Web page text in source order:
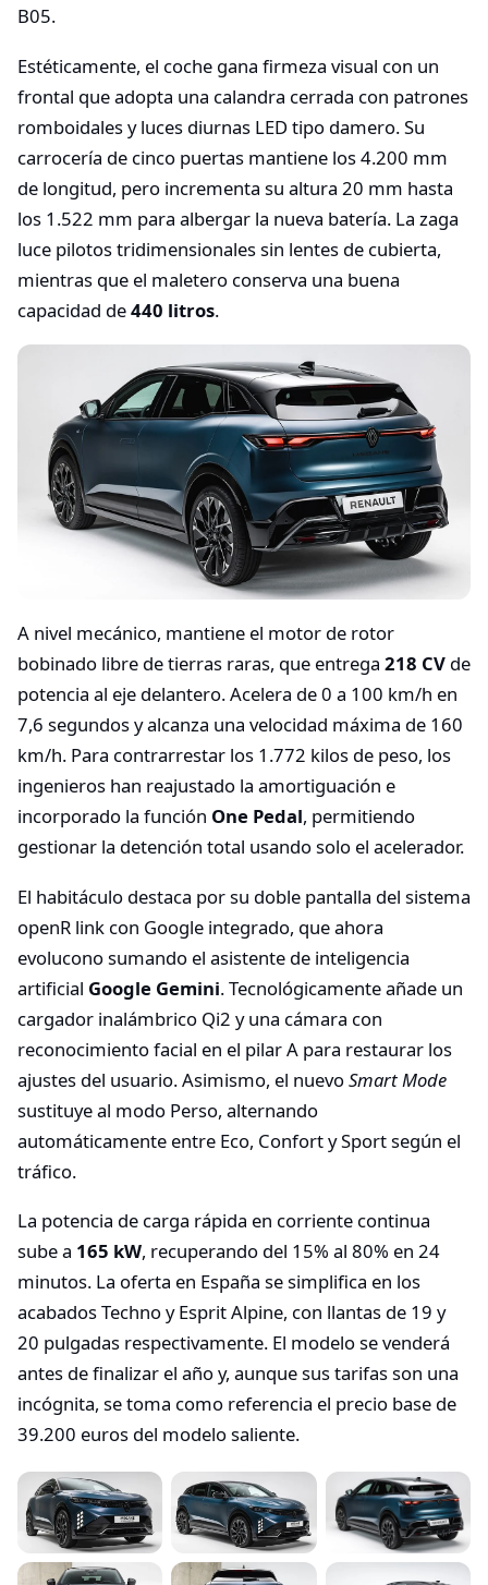
B05.
Estéticamente, el coche gana firmeza visual con un
frontal que adopta una calandra cerrada con patrones
romboidales y luces diurnas LED tipo damero. Su
carrocería de cinco puertas mantiene los 4.200 mm
de longitud, pero incrementa su altura 20 mm hasta
los 1.522 mm para albergar la nueva batería. La zaga
luce pilotos tridimensionales sin lentes de cubierta,
mientras que el maletero conserva una buena
capacidad de440 litros.
A nivel mecánico, mantiene el motor de rotor
bobinado libre de tierras raras, que entrega 218 CV de
potencia al eje delantero. Acelera de 0 a 100 km/h en
7,6 segundos y alcanza una velocidad máxima de 160
km/h. Para contrarrestar los 1.772 kilos de peso, los
ingenieros han reajustado la amortiguación e
incorporado la función One Pedal, permitiendo
gestionar la detención total usando solo el acelerador.
El habitáculo destaca por su doble pantalla del sistema
openR link con Google integrado, que ahora
evolucono sumando el asistente de inteligencia
artificial Google Gemini. Tecnológicamente añade un
cargador inalámbrico Qi2 y una cámara con
reconocimiento facial en el pilar A para restaurar los
ajustes del usuario. Asimismo, el nuevoSmart Mode
sustituye al modo Perso, alternando
automáticamente entre Eco, Confort y Sport según el
tráfico.
La potencia de carga rápida en corriente continua
sube a 165 kW, recuperando del 15% al 80% en 24
minutos. La oferta en España se simplifica en los
acabados Techno y Esprit Alpine, con llantas de 19 y
20 pulgadas respectivamente. El modelo se venderá
antes de finalizar el año y, aunque sus tarifas son una
incógnita, se toma como referencia el precio base de
39.200 euros del modelo saliente.